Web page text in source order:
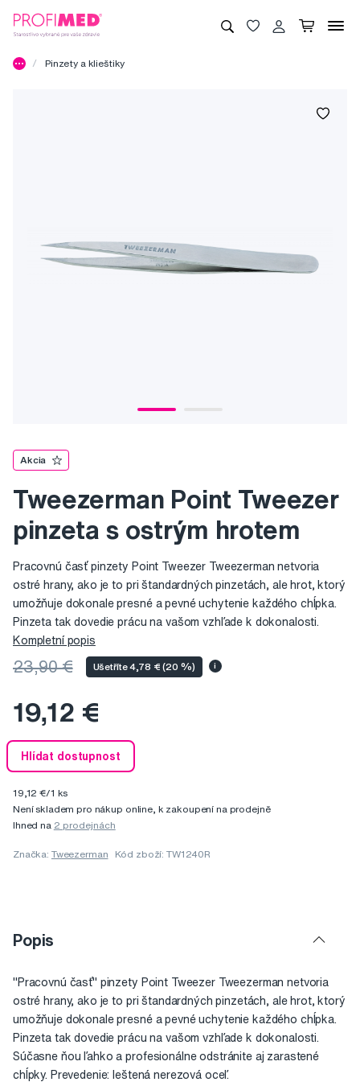
Pinzety a klieštiky
Akcia
Tweezerman Point Tweezer
pinzeta s ostrým hrotem
Pracovnú časť pinzety Point Tweezer Tweezerman netvoria
ostré hrany, ako je to pri štandardných pinzetách, ale hrot, ktorý
umožňuje dokonale presné a pevné uchytenie každého chĺpka.
Pinzeta tak dovedie prácu na vašom vzhľade k dokonalosti.
Kompletní popis
23,90 € Ušetříte 4,78 € (20 %) i
19,12 €
Hlídat dostupnost
19,12 €/1 ks
Není skladem pro nákup online, k zakoupení na prodejně
Ihned na 2 prodejnách
Značka: Tweezerman Kód zboží: TW1240R
Popis
"Pracovnú časť" pinzety Point Tweezer Tweezerman netvoria
ostré hrany, ako je to pri štandardných pinzetách, ale hrot, ktorý
umožňuje dokonale presné a pevné uchytenie každého chĺpka.
Pinzeta tak dovedie prácu na vašom vzhľade k dokonalosti.
Súčasne ňou ľahko a profesionálne odstránite aj zarastené
chĺpky. Prevedenie: leštená nerezová oceľ.